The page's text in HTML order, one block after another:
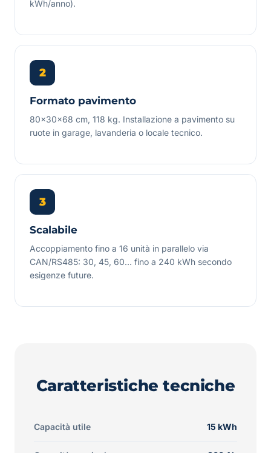
kWh/anno).
2
Formato pavimento
80×30×68 cm, 118 kg. Installazione a pavimento su
ruote in garage, lavanderia o locale tecnico.
3
Scalabile
Accoppiamento fino a 16 unità in parallelo via
CAN/RS485: 30, 45, 60… fino a 240 kWh secondo
esigenze future.
Caratteristiche tecniche
Capacità utile 15 kWh